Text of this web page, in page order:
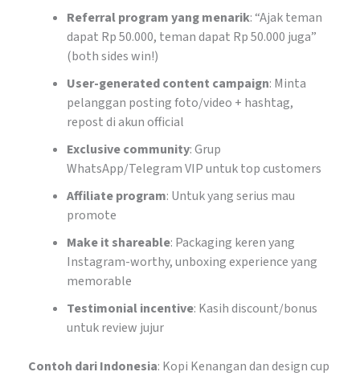
Referral program yang menarik: “Ajak teman
dapat Rp 50.000, teman dapat Rp 50.000 juga”
(both sides win!)
User-generated content campaign: Minta
pelanggan posting foto/video + hashtag,
repost di akun official
Exclusive community: Grup
WhatsApp/Telegram VIP untuk top customers
Affiliate program: Untuk yang serius mau
promote
Make it shareable: Packaging keren yang
Instagram-worthy, unboxing experience yang
memorable
Testimonial incentive: Kasih discount/bonus
untuk review jujur
Contoh dari Indonesia: Kopi Kenangan dan design cup